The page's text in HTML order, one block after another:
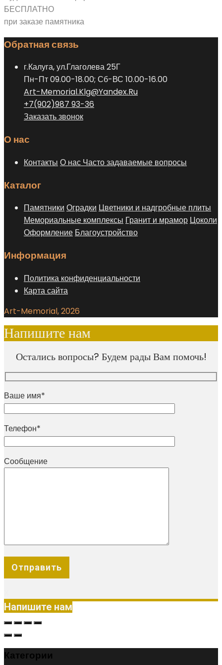
товара.
на
странице
товара.
БЕСПЛАТНО
при заказе памятника
Обратная связь
г.Калуга, ул.Глаголева 25Г
Пн-Пт 09.00-18.00; Сб-ВС 10.00-16.00
Art-Memorial.Klg@Yandex.Ru
+7(902)987 93-36
Заказать звонок
О нас
Контакты О нас Часто задаваемые вопросы
Каталог
Памятники Оградки Цветники и надгробные плиты
Мемориальные комплексы Гранит и мрамор Цоколи
Оформление Благоустройство
Информация
Политика конфиденциальности
Карта сайта
Art-Memorial, 2026
Напишите нам
Остались вопросы? Будем рады Вам помочь!
Ваше имя*
Телефон*
Сообщение
Напишите нам
Категории